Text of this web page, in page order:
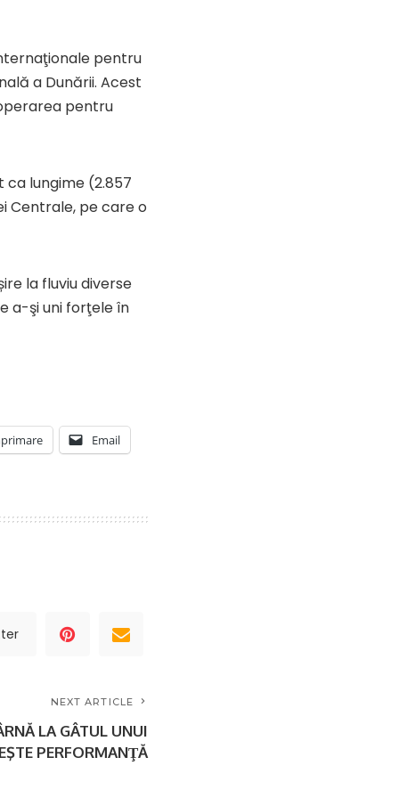
pentru
a Dunării. Acest
pentru
ca lungime (2.857
Centrale, pe care o
la fluviu diverse
a-şi uni forţele în
Email
NEXT ARTICLE
LA GÂTUL UNUI
PERFORMANŢĂ